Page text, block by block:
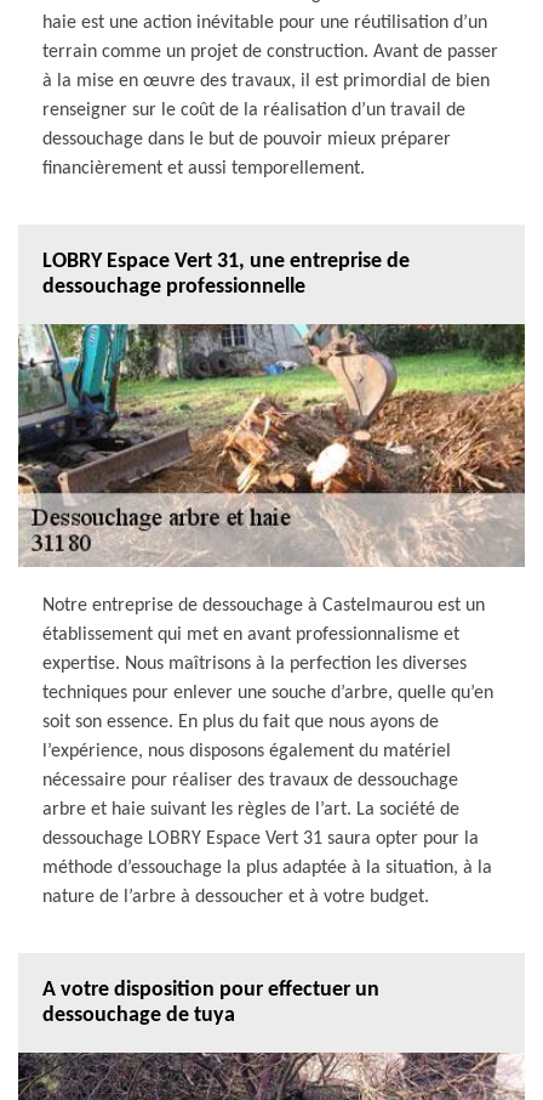
haie est une action inévitable pour une réutilisation d’un
terrain comme un projet de construction. Avant de passer
à la mise en œuvre des travaux, il est primordial de bien
renseigner sur le coût de la réalisation d’un travail de
dessouchage dans le but de pouvoir mieux préparer
financièrement et aussi temporellement.
LOBRY Espace Vert 31, une entreprise de
dessouchage professionnelle
Notre entreprise de dessouchage à Castelmaurou est un
établissement qui met en avant professionnalisme et
expertise. Nous maîtrisons à la perfection les diverses
techniques pour enlever une souche d’arbre, quelle qu’en
soit son essence. En plus du fait que nous ayons de
l’expérience, nous disposons également du matériel
nécessaire pour réaliser des travaux de dessouchage
arbre et haie suivant les règles de l’art. La société de
dessouchage LOBRY Espace Vert 31 saura opter pour la
méthode d’essouchage la plus adaptée à la situation, à la
nature de l’arbre à dessoucher et à votre budget.
A votre disposition pour effectuer un
dessouchage de tuya